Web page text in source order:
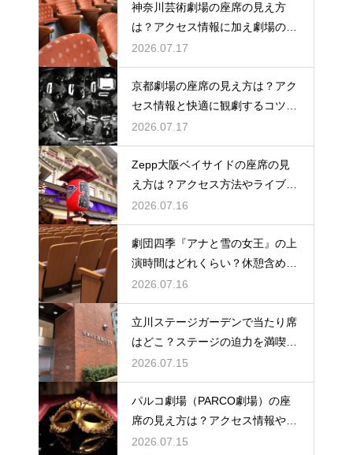
神奈川芸術劇場の座席の見え方
は？アクセス情報に加え劇場の魅
力を徹底解説
2026.07.17
京都劇場の座席の見え方は？アク
セス情報と快適に観劇するコツを
事前にチェック
2026.07.17
Zepp大阪ベイサイドの座席の見
え方は？アクセス方法やライブを
楽しむポイントを紹介
2026.07.16
劇団四季『アナと雪の女王』の上
演時間はどれくらい？休憩含めた
公演の長さを解説
2026.07.16
立川ステージガーデンで当たり席
はどこ？ステージの迫力を満喫で
きるベストポジションを紹介
2026.07.15
パルコ劇場（PARCO劇場）の座
席の見え方は？アクセス情報や劇
場の特徴も徹底紹介
2026.07.15